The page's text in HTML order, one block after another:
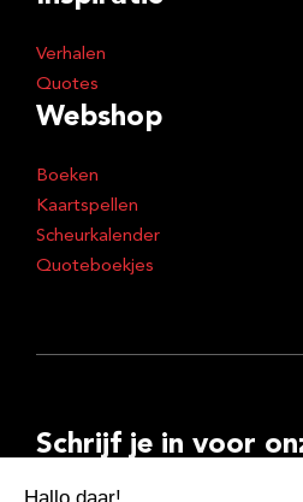
Verhalen
Quotes
Webshop
Boeken
Kaartspellen
Scheurkalender
Quoteboekjes
Schrijf je in voor